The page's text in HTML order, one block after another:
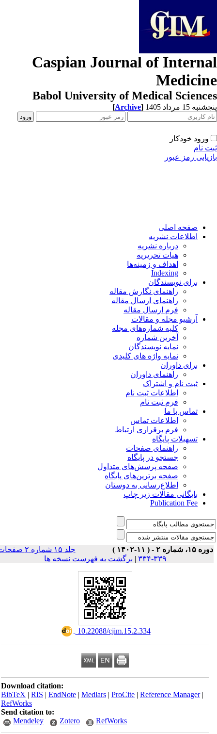
Caspian Journal of
Babol University of Medical
15 مرداد 1405 [Archive]
ورود خودکار
نام
رمز عبور
صفحه اصلی
اطلاعات نشریه
درباره نشریه
هیات تحریریه
اهداف و زمینه‌ها
Indexing
برای نویسندگان
راهنمای نگارش مقاله
راهنمای ارسال مقاله
فرم ارسال مقاله
آرشیو مجله و مقالات
کلیه شماره‌های مجله
آخرین شماره
نمایه نویسندگان
نمایه واژه های کلیدی
برای داوران
راهنمای داوران
ثبت نام و اشتراک
اطلاعات ثبت نام
فرم ثبت نام
تماس با ما
اطلاعات تماس
فرم برقراری ارتباط
تسهیلات پایگاه
راهنمای صفحات
جستجو در پایگاه
صفحه پرسش‌های متداول
صفحه برترین‌های پایگاه
اطلاع‌رسانی به دوستان
بایگانی مقالات زیر چاپ
Publication Fee
۱۵، شماره ۲ - ( ۱۱-۱۴۰۲ )
جلد ۱۵ شماره ۲ صفحات
۳۳۹-۳۳۴
|برگشت به فهرست نسخه ها
‎ 10.22088/cjim.15.2.334
Download citation:
BibTeX|RIS|EndNote|Medlars|ProCite|Reference Manager
RefWorks
Send citation to:
Mendeley
Zotero RefWorks